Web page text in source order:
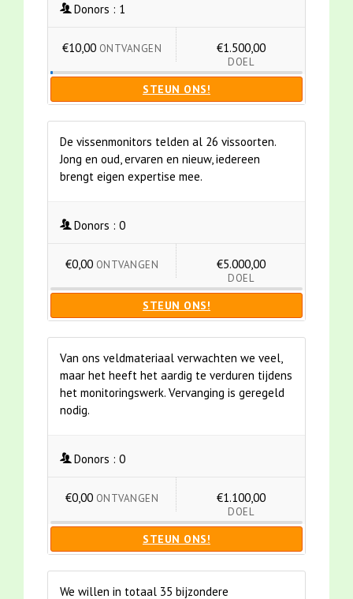
Donors : 1
€10,00 ONTVANGEN €1.500,00
DOEL
STEUN ONS!
De vissenmonitors telden al 26 vissoorten.
Jong en oud, ervaren en nieuw, iedereen
brengt eigen expertise mee.
Donors : 0
€0,00 ONTVANGEN €5.000,00
DOEL
STEUN ONS!
Van ons veldmateriaal verwachten we veel,
maar het heeft het aardig te verduren tijdens
het monitoringswerk. Vervanging is geregeld
nodig.
Donors : 0
€0,00 ONTVANGEN €1.100,00
DOEL
STEUN ONS!
We willen in totaal 35 bijzondere